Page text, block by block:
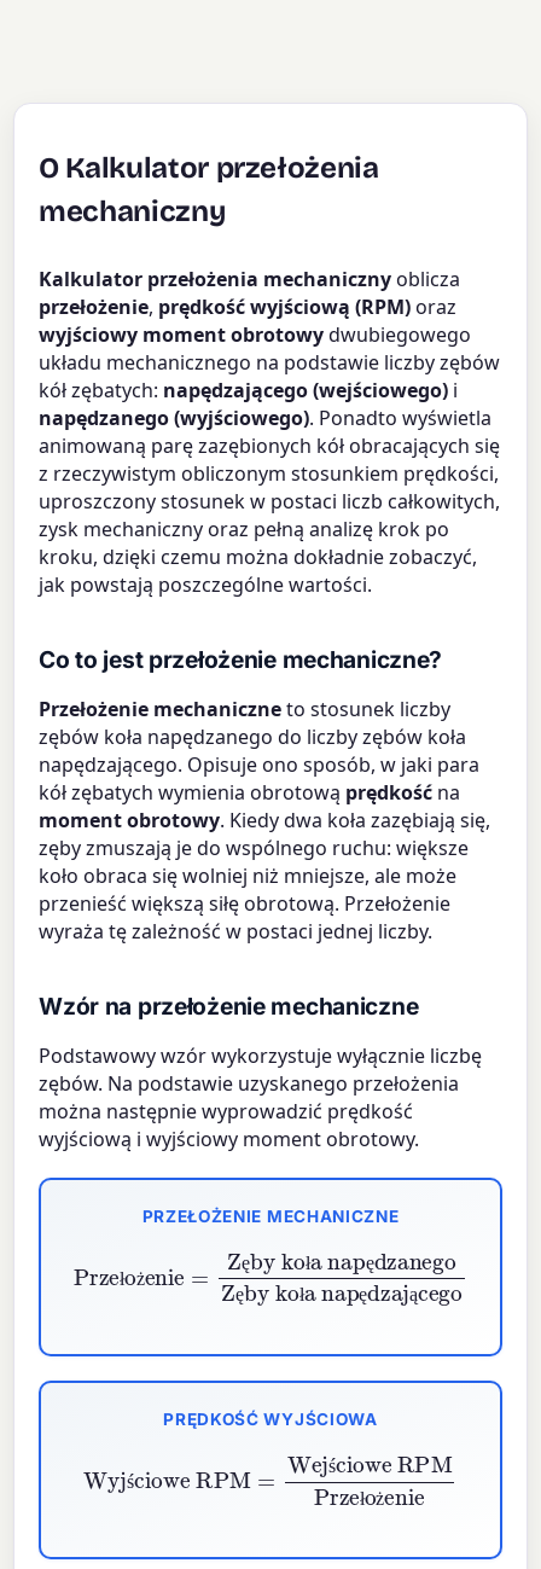
O Kalkulator przełożenia
mechaniczny
Kalkulator przełożenia mechanicznyoblicza
przełożenie, prędkość wyjściową (RPM)oraz
wyjściowy moment obrotowydwubiegowego
układu mechanicznego na podstawie liczby zębów
kół zębatych: napędzającego (wejściowego) i
napędzanego (wyjściowego). Ponadto wyświetla
animowaną parę zazębionych kół obracających się
z rzeczywistym obliczonym stosunkiem prędkości,
uproszczony stosunek w postaci liczb całkowitych,
zysk mechaniczny oraz pełną analizę krok po
kroku, dzięki czemu można dokładnie zobaczyć,
jak powstają poszczególne wartości.
Co to jest przełożenie mechaniczne?
Przełożenie mechaniczneto stosunek liczby
zębów koła napędzanego do liczby zębów koła
napędzającego. Opisuje ono sposób, w jaki para
kół zębatych wymienia obrotową prędkość na
moment obrotowy. Kiedy dwa koła zazębiają się,
zęby zmuszają je do wspólnego ruchu: większe
koło obraca się wolniej niż mniejsze, ale może
przenieść większą siłę obrotową. Przełożenie
wyraża tę zależność w postaci jednej liczby.
Wzór na przełożenie mechaniczne
Podstawowy wzór wykorzystuje wyłącznie liczbę
zębów. Na podstawie uzyskanego przełożenia
można następnie wyprowadzić prędkość
wyjściową i wyjściowy moment obrotowy.
PRZEŁOŻENIE MECHANICZNE
ł ż
ę ł ę
ę ł ę ą
Przełożenie=
Zęby koła napędzanego
Zęby koła napędzającego
PRĘDKOŚĆ WYJŚCIOWA
ś
ś
ł ż
Wyjściowe RPM=
Przełożenie